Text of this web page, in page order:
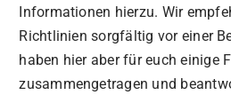
Informationen hierzu. Wir
Richtlinien sorgfältig vor einer
haben hier aber für euch einige
zusammengetragen und